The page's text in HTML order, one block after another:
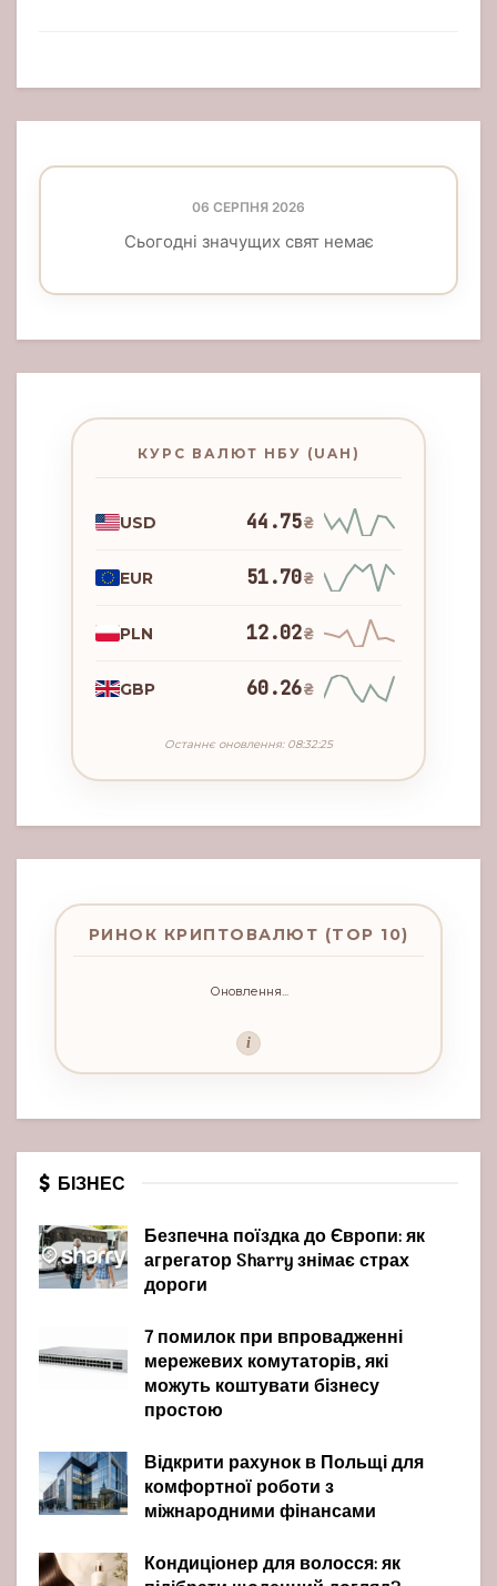
06 СЕРПНЯ 2026
Сьогодні значущих свят немає
КУРС ВАЛЮТ НБУ (UAH)
USD 44.75₴
EUR 51.70₴
PLN 12.02₴
GBP 60.26₴
Останнє оновлення: 08:32:25
РИНОК КРИПТОВАЛЮТ (TOP 10)
Оновлення...
i
БІЗНЕС
Безпечна поїздка до Європи: як
агрегатор Sharry знімає страх
дороги
7 помилок при впровадженні
мережевих комутаторів, які
можуть коштувати бізнесу
простою
Відкрити рахунок в Польщі для
комфортної роботи з
міжнародними фінансами
Кондиціонер для волосся: як